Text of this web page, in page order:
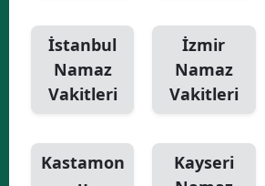
İstanbul
Namaz
Vakitleri
İzmir
Namaz
Vakitleri
Kastamon
Kayseri